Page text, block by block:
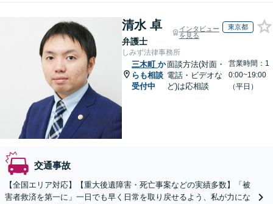
清水 卓
弁護士
インタビュー
を見る
東京都
しみず法律事務所
三木町 か
らも相談
受付中
面談方法(対面・
電話・ビデオな
ど)は応相談
営業時間：1
0:00~19:00
（平日）
交通事故
【全国エリア対応】【重大後遺障害・死亡事案などの実績多数】「被
害者救済を第一に」一日でも早く日常を取り戻せるよう、私が力にな